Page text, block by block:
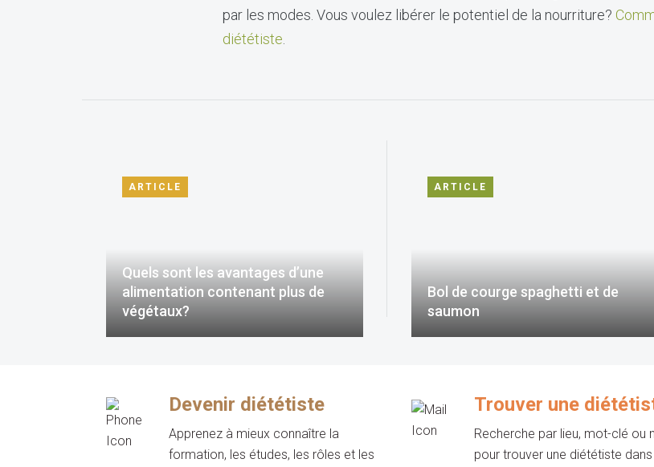
par les modes. Vous voulez libérer le potentiel de la nourriture?
diététiste
ARTICLE
Quels sont les avantages d’une
alimentation contenant plus de
végétaux?
ARTICLE
Bol de courge spaghetti et de
saumon
Devenir diététiste
Apprenez à mieux connaître la
formation, les études, les rôles et les
Trouver une
Recherche par lieu, mot-clé ou
pour trouver une diététiste dans